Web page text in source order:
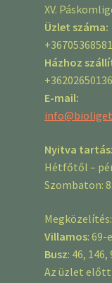
XV.
Üzlet száma:
+36705368581
Házhoz
+36202650136
E-mail:
Nyitva tartás:
Hétfőtől –
Szombaton:
Megközelítés:
Villamos: 69-
Busz: 46, 146,
Az üzlet